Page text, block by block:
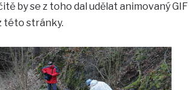
by se z toho dal udělat animovaný GIF
této stránky.